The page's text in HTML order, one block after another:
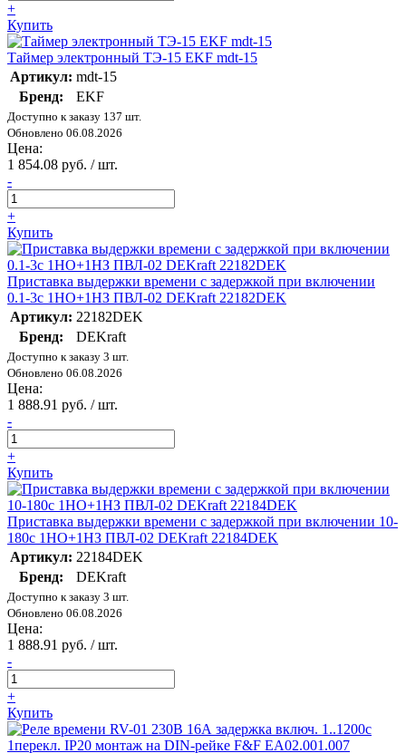
+
Купить
Таймер электронный ТЭ-15 EKF mdt-15
Артикул: mdt-15
Бренд:
EKF
Доступно к заказу 137 шт.
Обновлено 06.08.2026
Цена:
1 854.08 руб. / шт.
-
+
Купить
Приставка выдержки времени с задержкой при включении
0.1-3с 1НО+1НЗ ПВЛ-02 DEKraft 22182DEK
Артикул: 22182DEK
Бренд:
DEKraft
Доступно к заказу 3 шт.
Обновлено 06.08.2026
Цена:
1 888.91 руб. / шт.
-
+
Купить
Приставка выдержки времени с задержкой при включении 10-
180с 1НО+1НЗ ПВЛ-02 DEKraft 22184DEK
Артикул: 22184DEK
Бренд:
DEKraft
Доступно к заказу 3 шт.
Обновлено 06.08.2026
Цена:
1 888.91 руб. / шт.
-
+
Купить